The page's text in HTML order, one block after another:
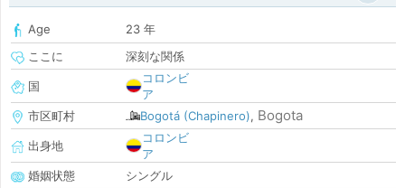
Age
23 年
ここに
深刻な関係
国
コロンビ
ア
市区町村
Bogotá (Chapinero), Bogota
出身地
コロンビ
ア
婚姻状態
シングル